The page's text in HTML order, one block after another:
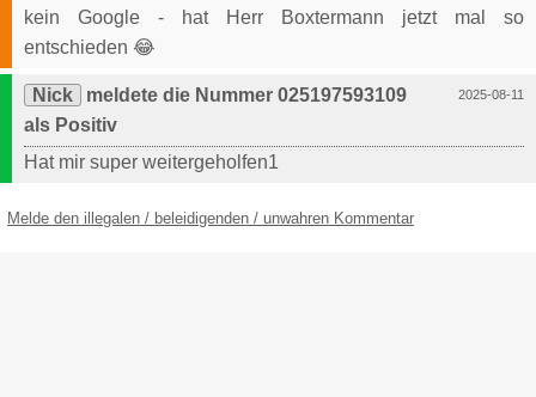
kein Google - hat Herr Boxtermann jetzt mal so
entschieden 😂
2025-08-11
Nick
meldete die Nummer 025197593109
als Positiv
Hat mir super weitergeholfen1
Melde den illegalen / beleidigenden / unwahren Kommentar